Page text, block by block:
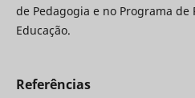
de Pedagogia e no Programa de
Educação.
Referências